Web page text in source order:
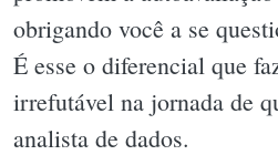
obrigando você a se
É esse o diferencial que
irrefutável na jornada de
analista de dados.